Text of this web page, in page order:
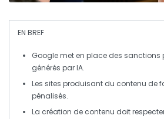
EN BREF
Googlemet en place des sanctions
générés parIA.
Les sites produisant du contenu de
pénalisés.
La création de contenu doit